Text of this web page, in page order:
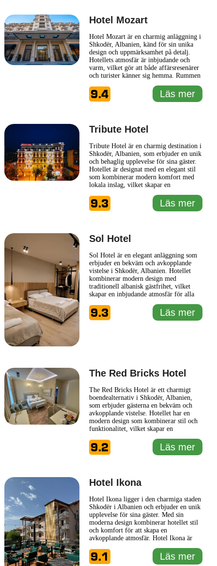
Hotel Mozart
Hotel Mozart är en charmig anläggning i
Shkodër, Albanien, känd för sin unika
design och uppmärksamhet på detalj.
Hotellets atmosfär är inbjudande och
varm, vilket gör att både affärsresenärer
och turister känner sig hemma. Rummen
bekvämligheter och traditionella inslag
som speglar den lokala kulturen. Varje
9.4 Läs mer
Tribute Hotel
Tribute Hotel är en charmig destination i
Shkodër, Albanien, som erbjuder en unik
och behaglig upplevelse för sina gäster.
Hotellet är designat med en elegant stil
som kombinerar modern komfort med
lokala inslag, vilket skapar en
noggrant inrett för att ge en avkopplande
miljö, med bekvämligheter som
9.3 Läs mer
Sol Hotel
Sol Hotel är en elegant anläggning som
erbjuder en bekväm och avkopplande
vistelse i Shkodër, Albanien. Hotellet
kombinerar modern design med
traditionell albanisk gästfrihet, vilket
skapar en inbjudande atmosfär för alla
och moderna bekvämligheter blir Sol
Hotel en idealisk plats för både
9.3 Läs mer
The Red Bricks Hotel
The Red Bricks Hotel är ett charmigt
boendealternativ i Shkodër, Albanien,
som erbjuder gästerna en bekväm och
avkopplande vistelse. Hotellet har en
modern design som kombinerar stil och
funktionalitet, vilket skapar en
placering i staden är hotellet en perfekt
bas för att utforska Shkodërs rika kultur
9.2 Läs mer
Hotel Ikona
Hotel Ikona ligger i den charmiga staden
Shkodër i Albanien och erbjuder en unik
upplevelse för sina gäster. Med sin
moderna design kombinerar hotellet stil
och komfort för att skapa en
avkopplande atmosfär. Hotel Ikona är
kulturella sevärdheter, vilket gör det till
en idealisk plats för både turister och
9.1 Läs mer